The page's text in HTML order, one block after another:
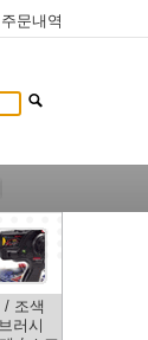
주문내역
/ 조색
러시